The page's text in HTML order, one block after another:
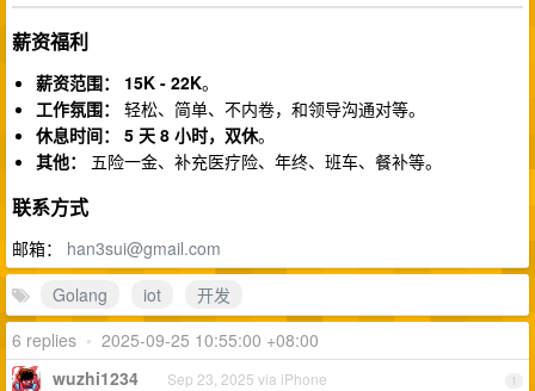
薪资福利
薪资范围： 15K - 22K。
工作氛围：
轻松、简单、不内卷，和领导沟通对等。
休息时间：
5 天 8 小时，双休。
其他：
五险一金、补充医疗险、年终、班车、餐补等。
联系方式
邮箱： han3sui@gmail.com
Golang
iot
开发
6 replies • 2025-09-25 10:55:00 +08:00
1
wuzhi1234 Sep 23, 2025 via iPhone